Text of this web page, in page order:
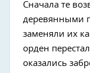
Сначала те
деревянными
заменяли их
орден
оказались